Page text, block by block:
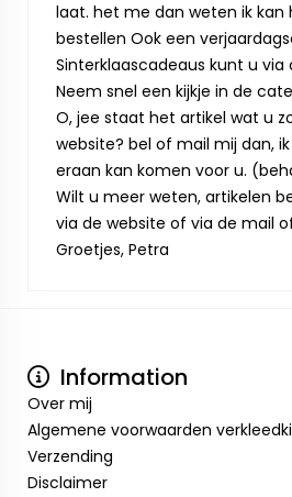
laat. het me dan weten ik kan
bestellen Ook een
Sinterklaascadeaus kunt u via
Neem snel een kijkje in de
O, jee staat het artikel wat u
website? bel of mail mij dan,
eraan kan komen voor u.
Wilt u meer weten, artikelen
via de website of via de mail
Groetjes, Petra
Information
Over mij
Algemene voorwaarden
Verzending
Disclaimer